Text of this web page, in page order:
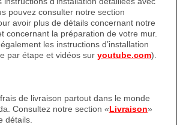
pouvez consulter notre section
avoir plus de détails concernant notre
concernant la préparation de votre mur.
les instructions d’installation
par étape et vidéos sur youtube.com).
de livraison partout dans le monde
Consultez notre section «Livraison»
détails.